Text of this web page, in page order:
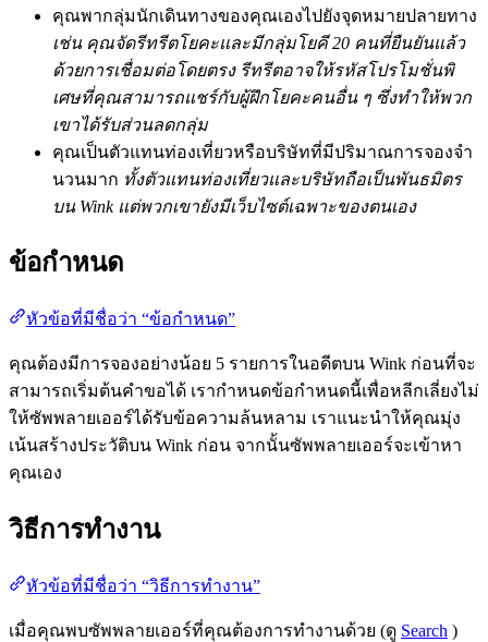
คุณพากลุ่มนักเดินทางของคุณเองไปยังจุดหมายปลายทาง
เช่น คุณจัดรีทรีตโยคะและมีกลุ่มโยคี 20 คนที่ยืนยันแล้ว
ด้วยการเชื่อมต่อโดยตรง รีทรีตอาจให้รหัสโปรโมชั่นพิ
เศษที่คุณสามารถแชร์กับผู้ฝึกโยคะคนอื่น ๆ ซึ่งทำให้พวก
เขาได้รับส่วนลดกลุ่ม
คุณเป็นตัวแทนท่องเที่ยวหรือบริษัทที่มีปริมาณการจองจำ
นวนมาก ทั้งตัวแทนท่องเที่ยวและบริษัทถือเป็นพันธมิตร
บน Wink แต่พวกเขายังมีเว็บไซต์เฉพาะของตนเอง
ข้อกำหนด
หัวข้อที่มีชื่อว่า “ข้อกำหนด”
คุณต้องมีการจองอย่างน้อย 5 รายการในอดีตบน Wink ก่อนที่จะ
สามารถเริ่มต้นคำขอได้ เรากำหนดข้อกำหนดนี้เพื่อหลีกเลี่ยงไม่
ให้ซัพพลายเออร์ได้รับข้อความล้นหลาม เราแนะนำให้คุณมุ่ง
เน้นสร้างประวัติบน Wink ก่อน จากนั้นซัพพลายเออร์จะเข้าหา
คุณเอง
วิธีการทำงาน
หัวข้อที่มีชื่อว่า “วิธีการทำงาน”
เมื่อคุณพบซัพพลายเออร์ที่คุณต้องการทำงานด้วย (ดู Search )